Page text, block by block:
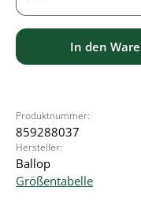
In den
Produktnummer:
859288037
Hersteller:
Ballop
Größentabelle